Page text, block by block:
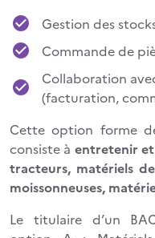
Gestion des
Commande de
Collaboration
(facturation,
Cette option forme
consiste à entretenir et
tracteurs, matériels
moissonneuses,
Le titulaire d’un